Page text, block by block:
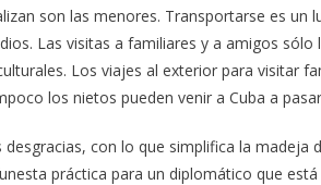
son las menores. Transportarse es
Las visitas a familiares y a amigos
Los viajes al exterior para visitar
los nietos pueden venir a Cuba a
con lo que simplifica la madeja
práctica para un diplomático que